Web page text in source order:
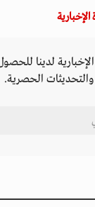
لدينا
والتحديثات الحصرية.